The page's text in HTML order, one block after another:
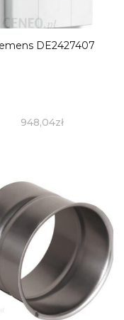
DE2427407
948,04zł